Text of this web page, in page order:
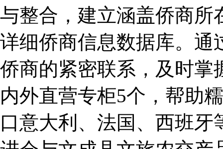
与整合，建立涵盖侨商所
详细侨商信息数据库。通
侨商的紧密联系，及时掌
内外直营专柜5个，帮助
口意大利、法国、西班牙